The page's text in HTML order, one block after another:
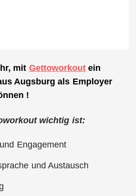
mit Gettoworkoutein
Augsburg als Employer
!
wichtig ist:
Engagement
und Austausch